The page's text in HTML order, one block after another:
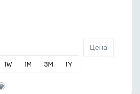
1W 1M 3M 1Y
Цена